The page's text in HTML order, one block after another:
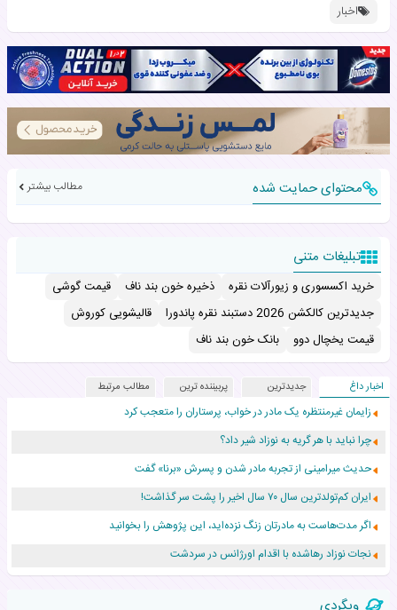
اخبار
محتوای حمایت شده مطالب بیشتر
تبلیغات متنی
خرید اکسسوری و زیورآلات نقره ذخیره خون بند ناف
قیمت گوشی
جدیدترین کالکشن 2026 دستبند نقره پاندورا
قالیشویی کوروش
قیمت یخچال دوو
بانک خون بند ناف
اخبار داغ جدیدترین پربیننده ترین مطالب مرتبط
زایمان غیرمنتظره یک مادر در خواب، پرستاران را متعجب کرد
چرا نباید با هر گریه به نوزاد شیر داد؟
حدیث میرامینی از تجربه مادر شدن و پسرش «برنا» گفت
ایران کم‌تولدترین سال ۷۰ سال اخیر را پشت سر گذاشت!
اگر مدت‌هاست به مادرتان زنگ نزده‌اید، این پژوهش را بخوانید
نجات نوزاد رهاشده با اقدام اورژانس در سردشت